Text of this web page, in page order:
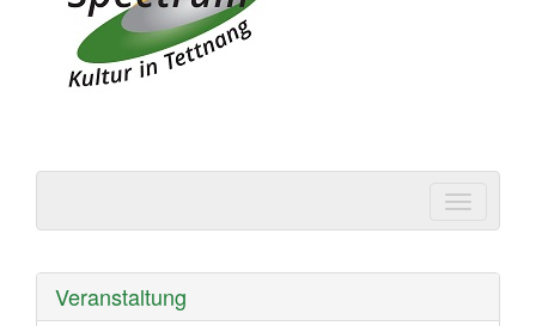
Tettnang
Veranstaltung